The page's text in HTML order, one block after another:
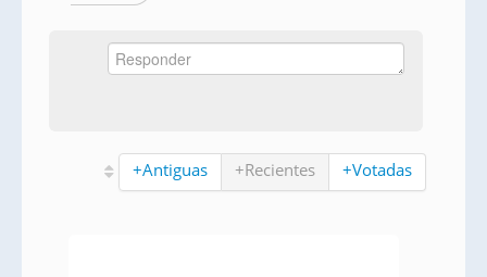
+Antiguas +Recientes +Votadas